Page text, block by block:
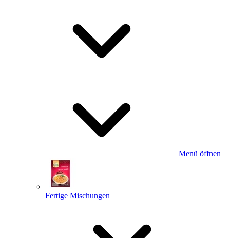
Menü öffnen
Fertige Mischungen